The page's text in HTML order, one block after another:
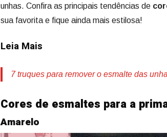
unhas. Confira as principais tendências de
sua favorita e fique ainda mais estilosa!
Leia Mais
7 truques para remover o esmalte das
Cores de esmaltes para a
Amarelo